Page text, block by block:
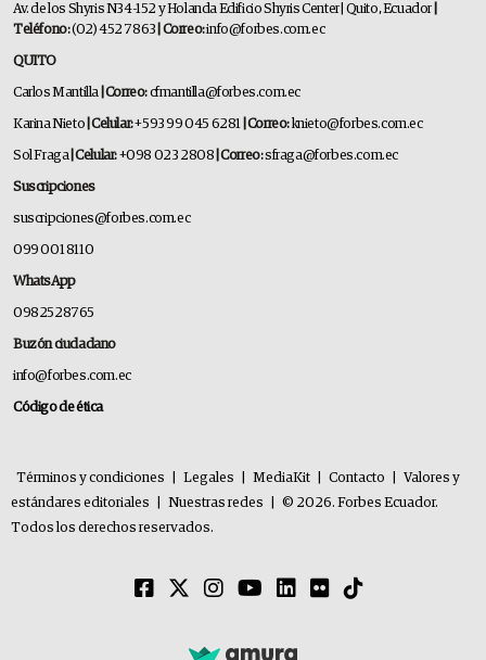
Av. de los Shyris N34-152 y Holanda Edificio Shyris Center | Quito, Ecuador
Teléfono:(02) 452 7863 | Correo:info@forbes.com.ec
QUITO
Carlos Mantilla | Correo:cfmantilla@forbes.com.ec
Karina Nieto | Celular:+593 99 045 6281 | Correo: knieto@forbes.com.ec
Sol Fraga | Celular:+098 023 2808 | Correo:sfraga@forbes.com.ec
Suscripciones
suscripciones@forbes.com.ec
099 001 8110
WhatsApp
0982528765
Buzón ciudadano
info@forbes.com.ec
Código de ética
Términos y condiciones Legales MediaKit Contacto
Valores y
estándares editoriales
Nuestras redes
© 2026. Forbes Ecuador.
Todos los derechos reservados.